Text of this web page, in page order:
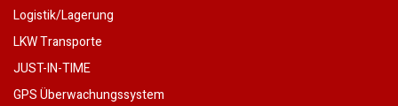
Logistik/Lagerung
LKW Transporte
JUST-IN-TIME
GPS Überwachungssystem